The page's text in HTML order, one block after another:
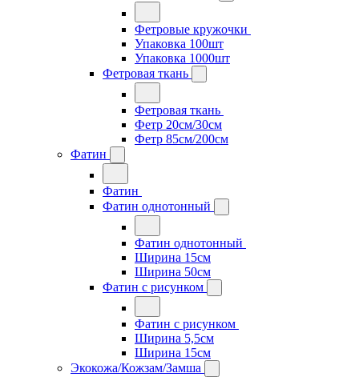
Фетровые кружочки
Упаковка 100шт
Упаковка 1000шт
Фетровая ткань
Фетровая ткань
Фетр 20см/30см
Фетр 85см/200см
Фатин
Фатин
Фатин однотонный
Фатин однотонный
Ширина 15см
Ширина 50см
Фатин с рисунком
Фатин с рисунком
Ширина 5,5см
Ширина 15см
Экокожа/Кожзам/Замша